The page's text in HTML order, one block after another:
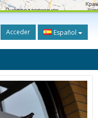
Acceder Español